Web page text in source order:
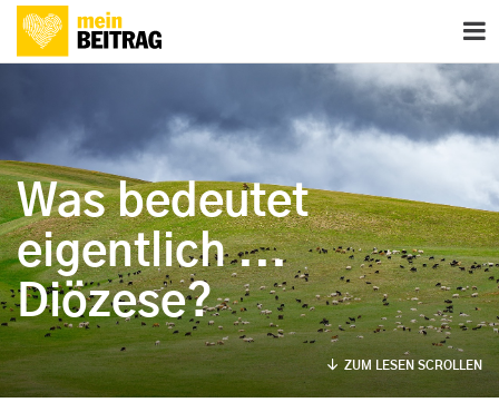
Was bedeutet
eigentlich ...
Diözese?
ZUM LESEN SCROLLEN